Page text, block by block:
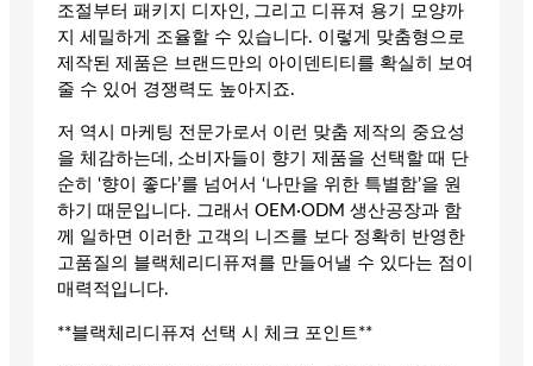
조절부터 패키지 디자인, 그리고 디퓨져 용기 모양까
지 세밀하게 조율할 수 있습니다. 이렇게 맞춤형으로
제작된 제품은 브랜드만의 아이덴티티를 확실히 보여
줄 수 있어 경쟁력도 높아지죠.
저 역시 마케팅 전문가로서 이런 맞춤 제작의 중요성
을 체감하는데, 소비자들이 향기 제품을 선택할 때 단
순히 ‘향이 좋다’를 넘어서 ‘나만을 위한 특별함’을 원
하기 때문입니다. 그래서 OEM·ODM 생산공장과 함
께 일하면 이러한 고객의 니즈를 보다 정확히 반영한
고품질의 블랙체리디퓨져를 만들어낼 수 있다는 점이
매력적입니다.
**블랙체리디퓨져 선택 시 체크 포인트**